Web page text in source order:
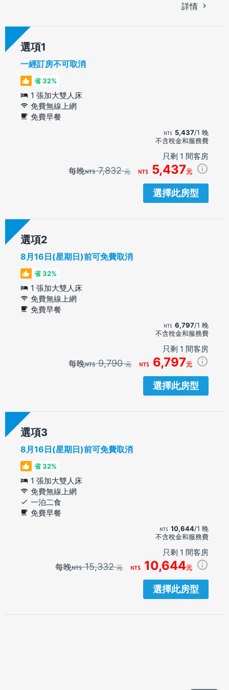
詳情
選項
一經訂房不可取消
省 32%
1 張加大雙人床
免費無線上網
免費早餐
5,437/1 晚
不含稅金和服務費
只剩 1 間客房
每晚 7,832元 5,437元
選擇此房型
選項
8月16日(星期日)前可免費取消
省 32%
1 張加大雙人床
免費無線上網
免費早餐
6,797/1 晚
不含稅金和服務費
只剩 1 間客房
每晚 9,790元 6,797元
選擇此房型
選項
8月16日(星期日)前可免費取消
省 32%
1 張加大雙人床
免費無線上網
一泊二食
免費早餐
10,644/1 晚
不含稅金和服務費
只剩 1 間客房
每晚 15,332元 10,644元
選擇此房型